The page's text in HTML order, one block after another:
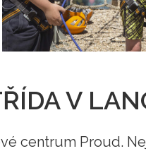
V
centrum Proud.